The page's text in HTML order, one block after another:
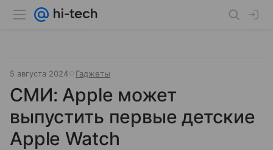
5 августа 2024 Гаджеты
СМИ: Apple может
выпустить первые детские
Apple Watch